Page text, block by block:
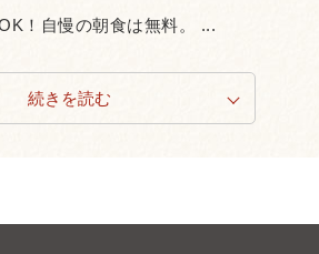
！自慢の朝食は無料。 ...
続きを読む